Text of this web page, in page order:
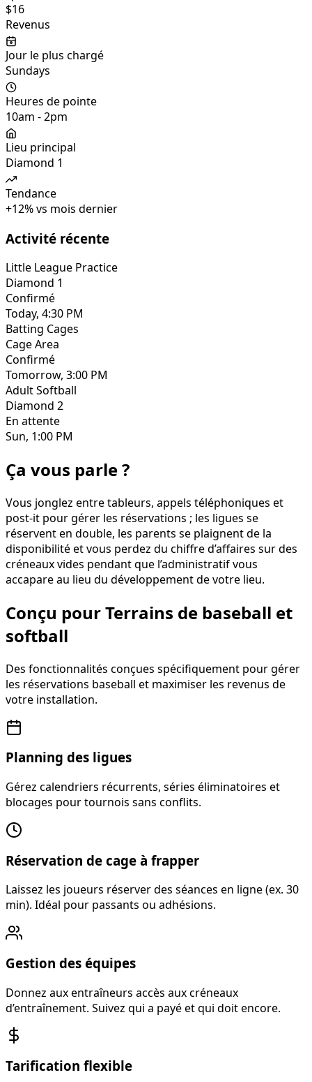
$16
Revenus
Jour le plus chargé
Sundays
Heures de pointe
10am - 2pm
Lieu principal
Diamond 1
Tendance
+12%vs mois dernier
Activité récente
Little League Practice
Diamond 1
Confirmé
Today, 4:30 PM
Batting Cages
Cage Area
Confirmé
Tomorrow, 3:00 PM
Adult Softball
Diamond 2
En attente
Sun, 1:00 PM
Ça vous parle ?
Vous jonglez entre tableurs, appels téléphoniques et
post-it pour gérer les réservations ; les ligues se
réservent en double, les parents se plaignent de la
disponibilité et vous perdez du chiffre d’affaires sur des
créneaux vides pendant que l’administratif vous
accapare au lieu du développement de votre lieu.
Conçu pour Terrains de baseball et
softball
Des fonctionnalités conçues spécifiquement pour gérer
les réservations baseball et maximiser les revenus de
votre installation.
Planning des ligues
Gérez calendriers récurrents, séries éliminatoires et
blocages pour tournois sans conflits.
Réservation de cage à frapper
Laissez les joueurs réserver des séances en ligne (ex. 30
min). Idéal pour passants ou adhésions.
Gestion des équipes
Donnez aux entraîneurs accès aux créneaux
d’entraînement. Suivez qui a payé et qui doit encore.
Tarification flexible